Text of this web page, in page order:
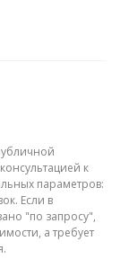
к
параметров:
Если в
"по запросу",
а требует